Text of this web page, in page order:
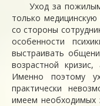
Уход за
только
со стороны
особенности
выстраивать
возрастной
Именно поэтому
практически
имеем необходимых